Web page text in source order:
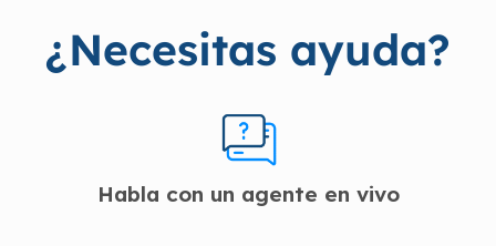
¿Necesitas ayuda?
Habla con un agente en vivo